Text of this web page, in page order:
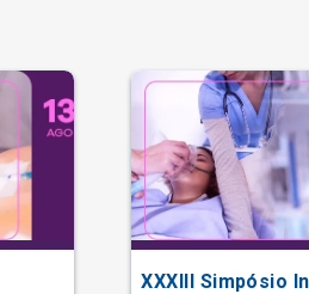
XXXIII Simpósio